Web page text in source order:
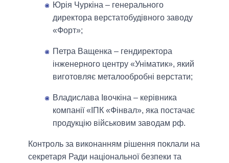
Юрія Чуркіна – генерального
директора верстатобудівного заводу
«Форт»;
Петра Ващенка – гендиректора
інженерного центру «Уніматик», який
виготовляє металообробні верстати;
Владислава Івочкіна – керівника
компанії «ІПК «Фінвал», яка постачає
продукцію військовим заводам рф.
Контроль за виконанням рішення поклали на
секретаря Ради національної безпеки та